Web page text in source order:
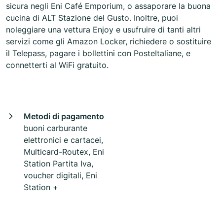
sicura negli Eni Café Emporium, o assaporare la buona
cucina di ALT Stazione del Gusto. Inoltre, puoi
noleggiare una vettura Enjoy e usufruire di tanti altri
servizi come gli Amazon Locker, richiedere o sostituire
il Telepass, pagare i bollettini con PosteItaliane, e
connetterti al WiFi gratuito.
Metodi di pagamento
buoni carburante
elettronici e cartacei,
Multicard-Routex, Eni
Station Partita Iva,
voucher digitali, Eni
Station +